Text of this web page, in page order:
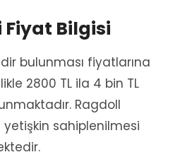
Fiyat Bilgisi
bulunması fiyatlarına
2800 TL ila 4 bin TL
Ragdoll
sahiplenilmesi